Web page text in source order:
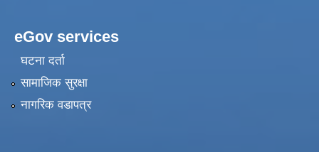
eGov services
घटना दर्ता
सामाजिक सुरक्षा
नागरिक वडापत्र